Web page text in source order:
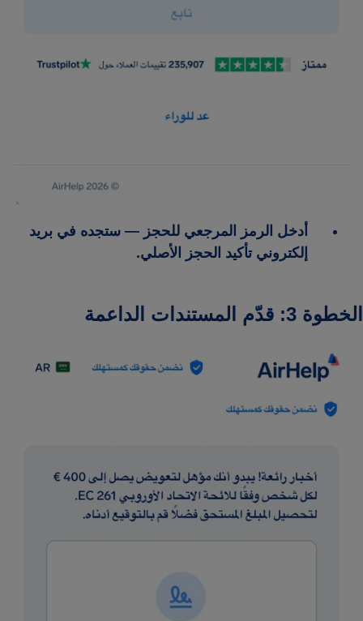
أدخل الرمز المرجعي للحجز — ستجده في بريد
إلكتروني تأكيد الحجز الأصلي.
الخطوة 3: قدّم المستندات الداعمة